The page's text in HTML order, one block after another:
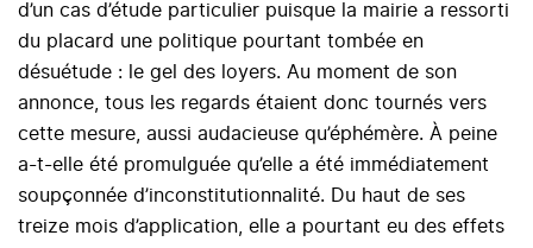
d’un cas d’étude particulier puisque la mairie a ressorti
du placard une politique pourtant tombée en
désuétude : le gel des loyers. Au moment de son
annonce, tous les regards étaient donc tournés vers
cette mesure, aussi audacieuse qu’éphémère. À peine
a-t-elle été promulguée qu’elle a été immédiatement
soupçonnée d’inconstitutionnalité. Du haut de ses
treize mois d’application, elle a pourtant eu des effets